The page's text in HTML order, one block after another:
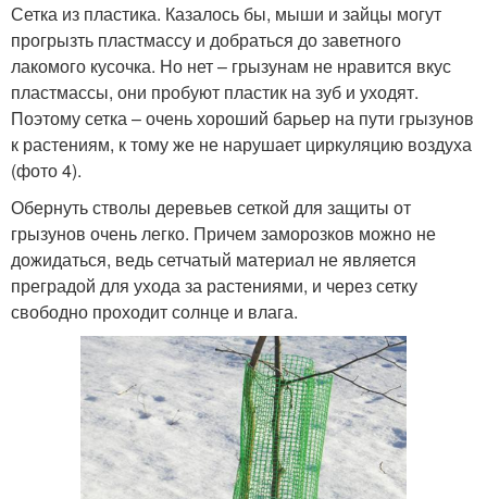
Сетка из пластика. Казалось бы, мыши и зайцы могут
прогрызть пластмассу и добраться до заветного
лакомого кусочка. Но нет – грызунам не нравится вкус
пластмассы, они пробуют пластик на зуб и уходят.
Поэтому сетка – очень хороший барьер на пути грызунов
к растениям, к тому же не нарушает циркуляцию воздуха
(фото 4).
Обернуть стволы деревьев сеткой для защиты от
грызунов очень легко. Причем заморозков можно не
дожидаться, ведь сетчатый материал не является
преградой для ухода за растениями, и через сетку
свободно проходит солнце и влага.